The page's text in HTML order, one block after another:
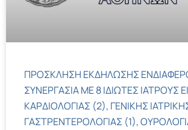
ΠΡΟΣΚΛΗΣΗ ΕΚΔΗΛΩΣΗΣ
ΣΥΝΕΡΓΑΣΙΑ ΜΕ 8 ΙΔΙΩΤΕΣ ΙΑΤΡΟΥΣ
ΚΑΡΔΙΟΛΟΓΙΑΣ (2), ΓΕΝΙΚΗΣ
ΓΑΣΤΡΕΝΤΕΡΟΛΟΓΙΑΣ (1),